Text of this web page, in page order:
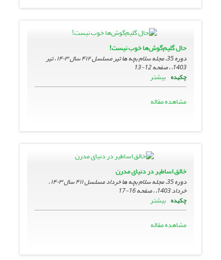
حال گلیم‌گوش‌ها خوب نیست!
دوره 35، مجله سلام بچه ها تیر مسلسل ۴۱۲ سال ۱۴۰۳ ، تیر
1403، ، صفحه
12-13
چکیده بیشتر
مشاهده مقاله
خالق اساطیر در دنیای مدرن
دوره 35، مجله سلام بچه ها خرداد مسلسل ۴۱۱ سال ۱۴۰۳ ،
خرداد 1403، ، صفحه
16-17
چکیده بیشتر
مشاهده مقاله